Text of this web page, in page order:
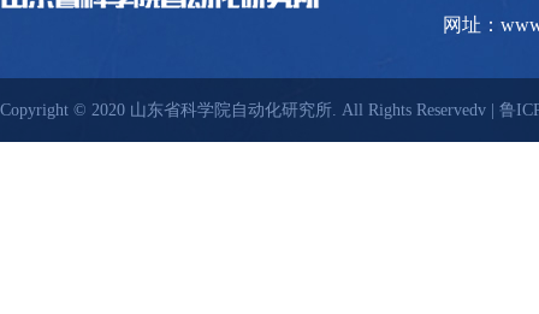
网址：
Copyright © 2020 山东省科学院自动化研究所. All Rights Reservedv | 鲁